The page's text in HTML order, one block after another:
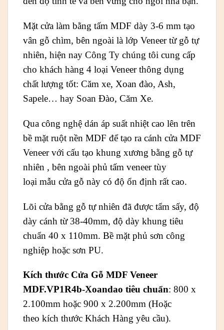
Mặt cửa làm bằng tấm MDF dày 3-6 mm tạo
vân gỗ chìm, bên ngoài là lớp Veneer từ gỗ tự
nhiên, hiện nay Công Ty chúng tôi cung cấp
cho khách hàng 4 loại Veneer thông dụng
chất lượng tốt: Căm xe, Xoan đào, Ash,
Sapele… hay Soan Đào, Căm Xe.
Qua công nghệ dán áp suất nhiệt cao lên trên
bề mặt ruột nền MDF để tạo ra cánh cửa MDF
Veneer với cấu tạo khung xương bằng gỗ tự
nhiên , bên ngoài phủ tấm veneer tùy
loại mẫu cửa gỗ này có độ ổn định rất cao.
Lõi cửa bằng gỗ tự nhiên đã được tẩm sấy, độ
dày cánh từ 38-40mm, độ dày khung tiêu
chuẩn 40 x 110mm. Bề mặt phủ sơn công
nghiệp hoặc sơn PU.
Kích thước Cửa Gỗ MDF Veneer
MDF.VP1R4b-Xoandao tiêu chuẩn: 800 x
2.100mm hoặc 900 x 2.200mm (Hoặc
theo kích thước Khách Hàng yêu cầu).